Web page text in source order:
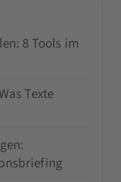
8 Tools im
Texte